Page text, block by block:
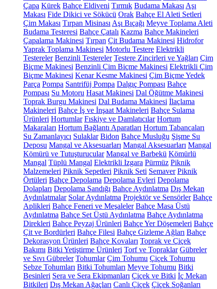
Çapa Kürek Bahçe Eldiveni Tırmık Budama Makası Aşı
Makası Fide Dikici ve Sökücü Orak Bahçe El Aleti Setleri
Çim Makası Tırpan Misinası Aşı Bıçağı Meyve Toplama Aleti
Budama Testeresi Bahçe Çatalı Kazma Bahçe Makineleri
Çapalama Makinesi Tırpan Çit Budama Makinesi Hidrofor
Yaprak Toplama Makinesi Motorlu Testere Elektrikli
Testereler Benzinli Testereler Testere Zincirleri ve Yağları Çim
Biçme Makinesi Benzinli Çim Biçme Makinesi Elektrikli Çim
Biçme Makinesi Kenar Kesme Makinesi Çim Biçme Yedek
Parça Pompa Santrifüj Pompa Dalgıç Pompası Bahçe
Pompası Su Motoru Hasat Makinesi Dal Öğütme Makinesi
Toprak Burgu Makinesi Dal Budama Makinesi İlaçlama
Makineleri Bahçe İş ve İnşaat Makineleri Bahçe Sulama
Ürünleri Hortumlar Fıskiye ve Damlatıcılar Hortum
Makaraları Hortum Bağlantı Aparatları Hortum Tabancaları
Su Zamanlayıcı Sulaklar Bidon Bahçe Musluğu Şişme Su
Deposu Mangal ve Aksesuarları Mangal Aksesuarları Mangal
Kömürü ve Tutuşturucular Mangal ve Barbekü Kömürlü
Mangal Tüplü Mangal Elektrikli Izgara Pürmüz Piknik
Malzemeleri Piknik Sepetleri Piknik Seti Semaver Piknik
Örtüleri Bahçe Depolama Depolama Evleri Depolama
Dolapları Depolama Sandığı Bahçe Aydınlatma Dış Mekan
Aydınlatmalar Solar Aydınlatma Projektör ve Sensörler Bahçe
Aplikleri Bahçe Feneri ve Meşaleler Bahçe Masa Üstü
Aydınlatma Bahçe Set Üstü Aydınlatma Bahçe Aydınlatma
Direkleri Bahçe Peyzaj Ürünleri Bahçe Yer Döşemeleri Bahçe
Çit ve Bordürleri Bahçe Filesi Bahçe Gizleme Ağları Bahçe
Dekorasyon Ürünleri Bahçe Kovaları Toprak ve Çiçek
Bakımı Bitki Yetiştirme Ürünleri Torf ve Topraklar Gübreler
ve Sıvı Gübreler Tohumlar Çim Tohumu Çiçek Tohumu
Sebze Tohumları Bitki Tohumları Meyve Tohumu Bitki
Besinleri Sera ve Sera Ekipmanları Çiçek ve Bitki İç Mekan
Bitkileri Dış Mekan Ağaçları Canlı Çiçek Çiçek Soğanları